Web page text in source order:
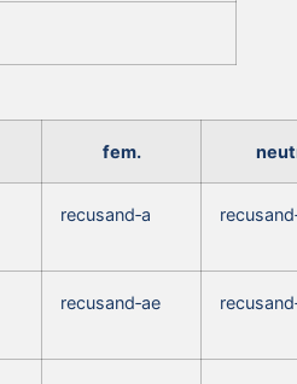
fem.
recusand‑a
recusand‑ae